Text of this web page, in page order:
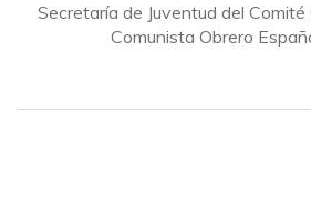
Secretaría de Juventud del
Comunista Obrero